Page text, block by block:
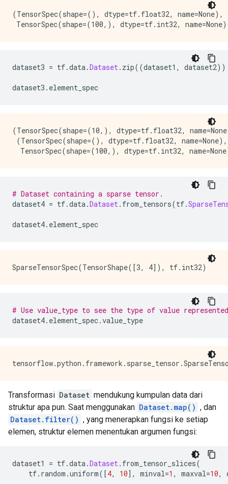
(TensorSpec(shape=(), dtype=tf.float32, name=None),
dataset3 = tf.data.Dataset. zip((dataset1 , dataset2))
dataset3 . element_spec
(TensorSpec(shape=(10,), dtype=tf.float32,
(TensorSpec(shape=(), dtype=tf.float32, name=None),
# Dataset containing a sparse tensor.
dataset4 = tf.data.Dataset. from_tensors(tf.
dataset4. element_spec
# Use value_type to see the type of value
dataset4. element_spec.value_type
Transformasi Dataset mendukung kumpulan data dari
struktur apa pun. Saat menggunakan Dataset.map() , dan
Dataset.filter() , yang menerapkan fungsi ke setiap
elemen, struktur elemen menentukan argumen fungsi:
dataset1 = tf.data.Dataset. from_tensor_slices(
tf. random .uniform([4, 10], minval=1 , maxval=10,